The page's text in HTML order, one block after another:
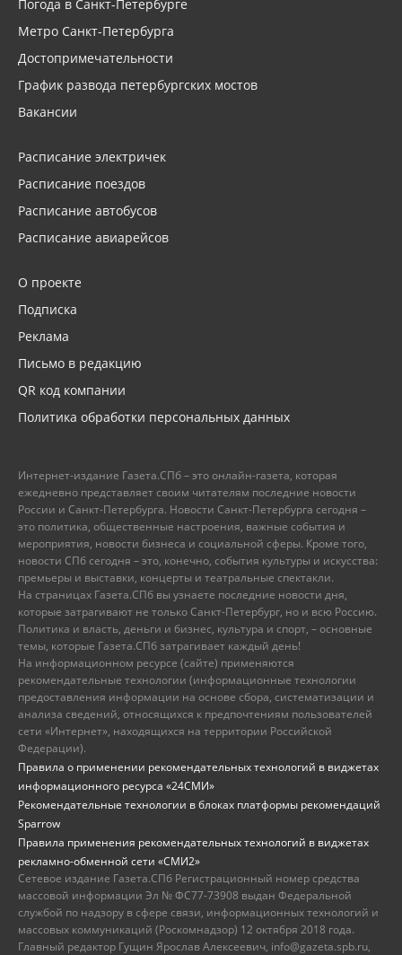
Погода в Санкт-Петербурге
Метро Санкт-Петербурга
Достопримечательности
График развода петербургских мостов
Вакансии
Расписание электричек
Расписание поездов
Расписание автобусов
Расписание авиарейсов
О проекте
Подписка
Реклама
Письмо в редакцию
QR код компании
Политика обработки персональных данных
Интернет-издание Газета.СПб – это онлайн-газета, которая
ежедневно представляет своим читателям последние новости
России и Санкт-Петербурга. Новости Санкт-Петербурга сегодня –
это политика, общественные настроения, важные события и
мероприятия, новости бизнеса и социальной сферы. Кроме того,
новости СПб сегодня – это, конечно, события культуры и искусства:
премьеры и выставки, концерты и театральные спектакли.
На страницах Газета.СПб вы узнаете последние новости дня,
которые затрагивают не только Санкт-Петербург, но и всю Россию.
Политика и власть, деньги и бизнес, культура и спорт, – основные
темы, которые Газета.СПб затрагивает каждый день!
На информационном ресурсе (сайте) применяются
рекомендательные технологии (информационные технологии
предоставления информации на основе сбора, систематизации и
анализа сведений, относящихся к предпочтениям пользователей
сети «Интернет», находящихся на территории Российской
Федерации).
Правила о применении рекомендательных технологий в виджетах
информационного ресурса «24СМИ»
Рекомендательные технологии в блоках платформы рекомендаций
Sparrow
Правила применения рекомендательных технологий в виджетах
рекламно-обменной сети «СМИ2»
Сетевое издание Газета.СПб Регистрационный номер средства
массовой информации Эл № ФС77-73908 выдан Федеральной
службой по надзору в сфере связи, информационных технологий и
массовых коммуникаций (Роскомнадзор) 12 октября 2018 года.
Главный редактор Гущин Ярослав Алексеевич, info@gazeta.spb.ru,